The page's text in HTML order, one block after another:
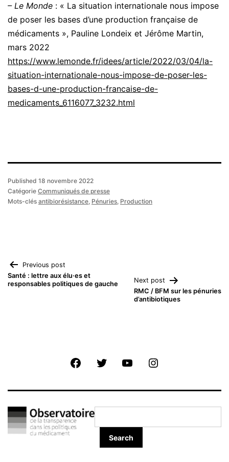
– Le Monde : « La situation internationale nous impose
de poser les bases d’une production française de
médicaments », Pauline Londeix et Jérôme Martin,
mars 2022
https://www.lemonde.fr/idees/article/2022/03/04/la-
situation-internationale-nous-impose-de-poser-les-
bases-d-une-production-francaise-de-
medicaments_6116077_3232.html
Published 18 novembre 2022
Catégorie Communiqués de presse
Mots-clés antibiorésistance, Pénuries, Production
Navigation
de
Previous post
Santé : lettre aux élu·es et
responsables politiques de gauche
Next post
RMC / BFM sur les pénuries
d’antibiotiques
FacebookTwitter Youtube